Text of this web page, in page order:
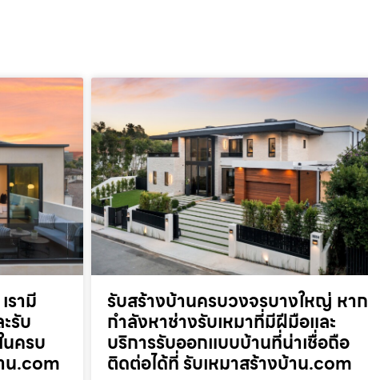
รามี
รับ
ครบ
น.com
รับสร้างบ้านครบวงจรบางใหญ่ หาก
กำลังหาช่างรับเหมาที่มีฝีมือและ
บริการรับออกแบบบ้านที่น่าเชื่อถือ
ติดต่อได้ที่ รับเหมาสร้างบ้าน.com